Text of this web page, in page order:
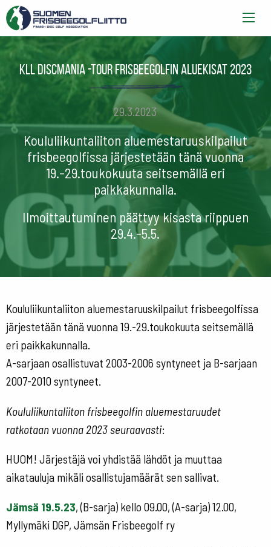
KLL Discmania -tour frisbeegolfin aluekisat 2023
29.3.2023
Koululiikuntaliiton aluemestaruuskilpailut
frisbeegolfissa järjestetään tänä vuonna
19.-29.toukokuuta seitsemällä eri
paikkakunnalla.
Ilmoittautuminen päättyy kisasta riippuen
29.4.-5.5.
Koululiikuntaliiton aluemestaruuskilpailut frisbeegolfissa
järjestetään tänä vuonna 19.-29.toukokuuta seitsemällä
eri paikkakunnalla.
A-sarjaan osallistuvat 2003-2006 syntyneet ja B-sarjaan
2007-2010 syntyneet.
Koululiikuntaliiton frisbeegolfin aluemestaruudet
ratkotaan vuonna 2023 seuraavasti:
HUOM! Järjestäjä voi yhdistää lähdöt ja muuttaa
aikatauluja mikäli osallistujamäärät sen sallivat.
Jämsä 19.5.23, (B-sarja) kello 09.00, (A-sarja) 12.00,
Myllymäki DGP, Jämsän Frisbeegolf ry